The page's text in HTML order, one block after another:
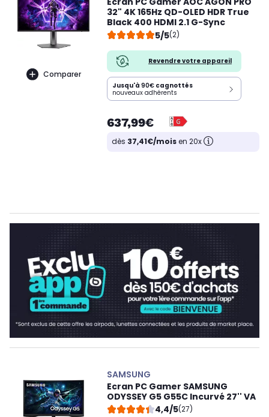
Comparer
32" 4K 165Hz QD-OLED HDR True
Black 400 HDMI 2.1 G-Sync
5/5(2)
Revendre votre appareil
Jusqu'à 90€ cagnottés
nouveaux adhérents
637,99€
dès 37,41€/moisen 20x
SAMSUNG
Ecran PC Gamer SAMSUNG
ODYSSEY G5 G55C Incurvé 27'' VA
4,4/5(27)